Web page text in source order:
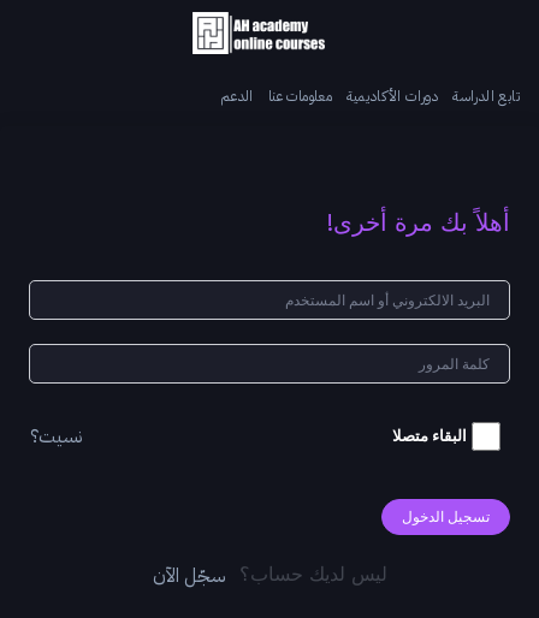
تابع الدراسة دورات الأكاديمية معلومات عنا الدعم
أهلاً بك مرة أخرى!
البقاء متصلا نسيت؟
تسجيل الدخول
ليس لديك حساب؟ سجّل الآن